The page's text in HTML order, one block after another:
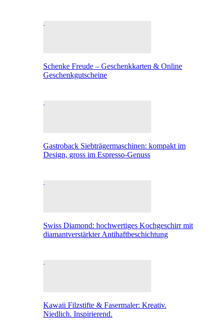
Schenke Freude – Geschenkkarten & Online
Geschenkgutscheine
Gastroback Siebträgermaschinen: kompakt im
Design, gross im Espresso-Genuss
Swiss Diamond: hochwertiges Kochgeschirr mit
diamantverstärkter Antihaftbeschichtung
Kawaii Filzstifte & Fasermaler: Kreativ.
Niedlich. Inspirierend.